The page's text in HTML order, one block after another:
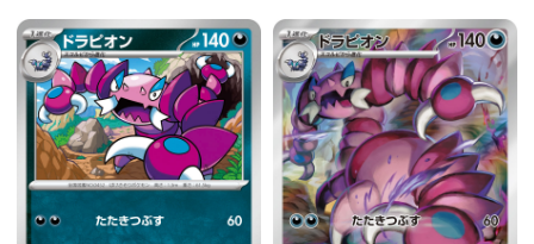
ミラー仕様のカード 0件選択中